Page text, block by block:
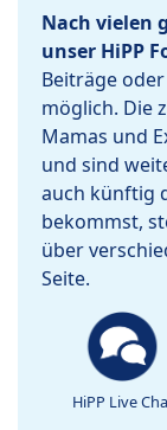
Nach vielen
unser HiPP
Beiträge
möglich. Die
Mamas und
und sind
auch künftig
bekommst,
über
Seite.
HiPP Live